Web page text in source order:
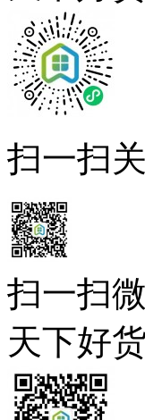
扫一扫
扫一扫
天下好